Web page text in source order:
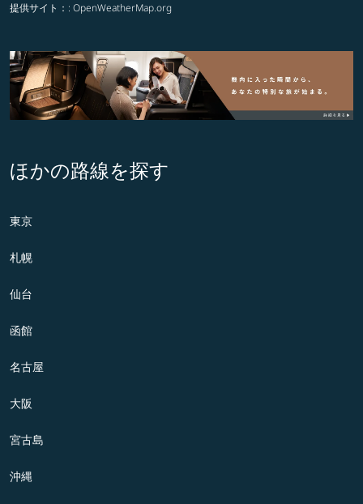
提供サイト： : OpenWeatherMap.org
ほかの路線を探す
東京
札幌
仙台
函館
名古屋
大阪
宮古島
沖縄